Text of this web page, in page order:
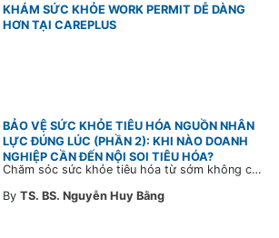
KHÁM SỨC KHỎE WORK PERMIT DỄ DÀNG
HƠN TẠI CAREPLUS
BẢO VỆ SỨC KHỎE TIÊU HÓA NGUỒN NHÂN
LỰC ĐÚNG LÚC (PHẦN 2): KHI NÀO DOANH
NGHIỆP CẦN ĐẾN NỘI SOI TIÊU HÓA?
Chăm sóc sức khỏe tiêu hóa từ sớm không chỉ giúp phát hiện bệnh kịp thời mà còn góp phần xây dựng đội ngũ khỏe mạnh, ổn định và gắn bó lâu dài. CarePlus sẵn sàng đồng hành cùng doanh nghiệp trong việc thiết kế chương trình chăm sóc sức khỏe phù hợp theo từng nhân sự, nhằm tối ưu hiệu quả đầu tư phúc lợi và phát triển nguồn nhân lực bền vững.
By TS. BS. Nguyễn Huy Bằng